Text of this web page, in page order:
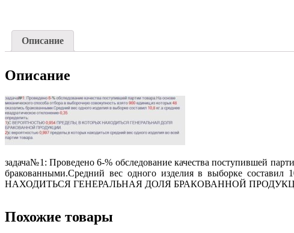
Описание
Описание
задача№1: Проведено 6-% обследование качества поступившей
бракованными.Средний вес одного изделия в выборке
НАХОДИТЬСЯ ГЕНЕРАЛЬНАЯ ДОЛЯ БРАКОВАННОЙ ПРОДУКЦИИ. 2)с
Похожие товары